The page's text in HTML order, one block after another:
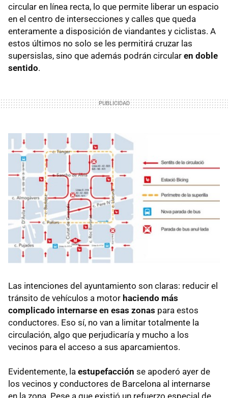
circular en línea recta, lo que permite liberar un espacio
en el centro de intersecciones y calles que queda
enteramente a disposición de viandantes y ciclistas. A
estos últimos no solo se les permitirá cruzar las
supersislas, sino que además podrán circular en doble
sentido.
Las intenciones del ayuntamiento son claras: reducir el
tránsito de vehículos a motor haciendo más
complicado internarse en esas zonas para estos
conductores. Eso sí, no van a limitar totalmente la
circulación, algo que perjudicaría y mucho a los
vecinos para el acceso a sus aparcamientos.
Evidentemente, la estupefacción se apoderó ayer de
los vecinos y conductores de Barcelona al internarse
en la zona. Pese a que existió un refuerzo especial de